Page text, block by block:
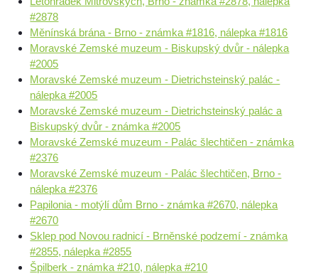
#2878
Měnínská brána - Brno - známka #1816, nálepka #1816
Moravské Zemské muzeum - Biskupský dvůr - nálepka
#2005
Moravské Zemské muzeum - Dietrichsteinský palác -
nálepka #2005
Moravské Zemské muzeum - Dietrichsteinský palác a
Biskupský dvůr - známka #2005
Moravské Zemské muzeum - Palác šlechtičen - známka
#2376
Moravské Zemské muzeum - Palác šlechtičen, Brno -
nálepka #2376
Papilonia - motýlí dům Brno - známka #2670, nálepka
#2670
Sklep pod Novou radnicí - Brněnské podzemí - známka
#2855, nálepka #2855
Špilberk - známka #210, nálepka #210